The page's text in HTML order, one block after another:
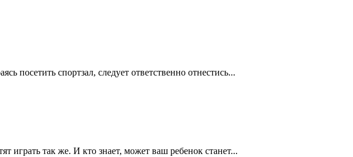
посетить спортзал, следует ответственно отнестись...
играть так же. И кто знает, может ваш ребенок станет...